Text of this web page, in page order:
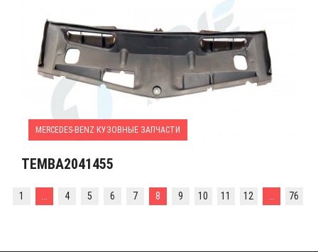
MERCEDES-BENZ КУЗОВНЫЕ ЗАПЧАСТИ
TEMBA2041455
1 4 5 6 7 8 9 10 11 12 76